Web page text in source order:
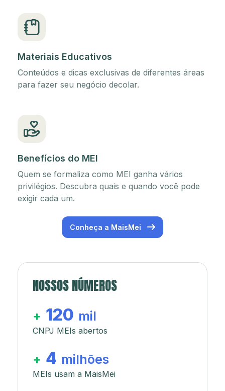
Materiais Educativos
Conteúdos e dicas exclusivas de diferentes áreas
para fazer seu negócio decolar.
Benefícios do MEI
Quem se formaliza como MEI ganha vários
privilégios. Descubra quais e quando você pode
exigir cada um.
Conheça a MaisMei
NOSSOS NÚMEROS
+ 120 mil
CNPJ MEIs abertos
+ 4 milhões
MEIs usam a MaisMei